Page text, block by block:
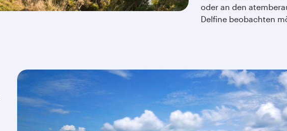
oder an den
Delfine beobachten